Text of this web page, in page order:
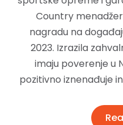
Country
nagradu na
2023. Izrazila
imaju poverenje u
pozitivno iznenađuje